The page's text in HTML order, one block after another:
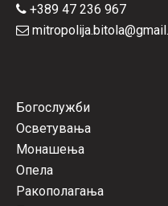
+389 47 236 967
Богослужби
Осветувања
Монашења
Опела
Ракополагања